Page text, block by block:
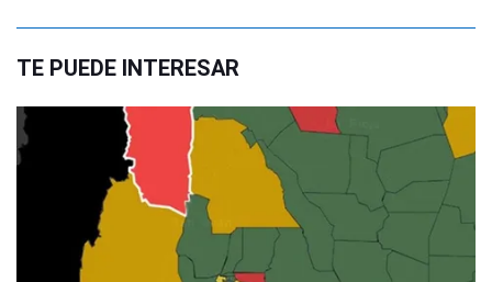
TE PUEDE INTERESAR